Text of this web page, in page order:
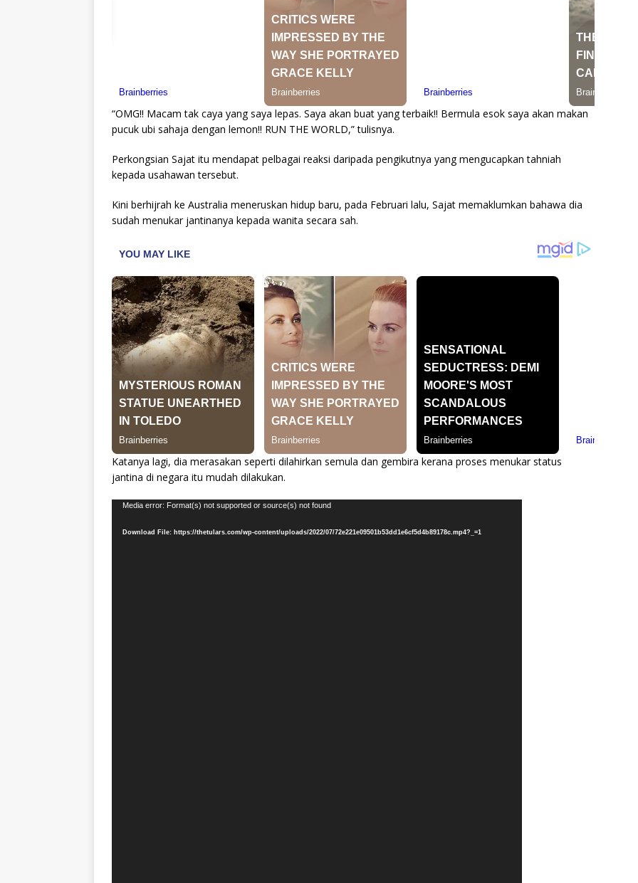
“OMG!! Macam tak caya yang saya lepas. Saya akan buat yang terbaik!! Bermula esok saya akan makan
pucuk ubi sahaja dengan lemon!! RUN THE WORLD,” tulisnya.
Perkongsian Sajat itu mendapat pelbagai reaksi daripada pengikutnya yang mengucapkan tahniah
kepada usahawan tersebut.
Kini berhijrah ke Australia meneruskan hidup baru, pada Februari lalu, Sajat memaklumkan bahawa dia
sudah menukar jantinanya kepada wanita secara sah.
Katanya lagi, dia merasakan seperti dilahirkan semula dan gembira kerana proses menukar status
jantina di negara itu mudah dilakukan.
Video
Media error: Format(s) not supported or source(s) not found
Download File: https://thetulars.com/wp-content/uploads/2022/07/72e221e09501b53dd1e6cf5d4b89178c.mp4?_=1